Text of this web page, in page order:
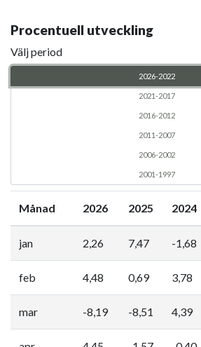
Procentuell utveckling
Välj period
2026-2022
2021-2017
2016-2012
2011-2007
2006-2002
2001-1997
Månad 2026 2025 2024
jan 2,26 7,47 -1,68
feb 4,48 0,69 3,78
mar -8,19 -8,51 4,39